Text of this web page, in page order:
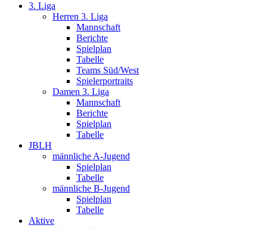
3. Liga
Herren 3. Liga
Mannschaft
Berichte
Spielplan
Tabelle
Teams Süd/West
Spielerportraits
Damen 3. Liga
Mannschaft
Berichte
Spielplan
Tabelle
JBLH
männliche A-Jugend
Spielplan
Tabelle
männliche B-Jugend
Spielplan
Tabelle
Aktive